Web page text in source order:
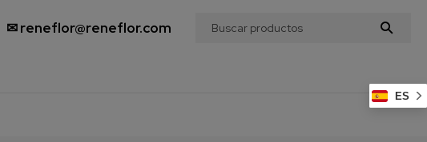
✉ reneflor@reneflor.com
ES